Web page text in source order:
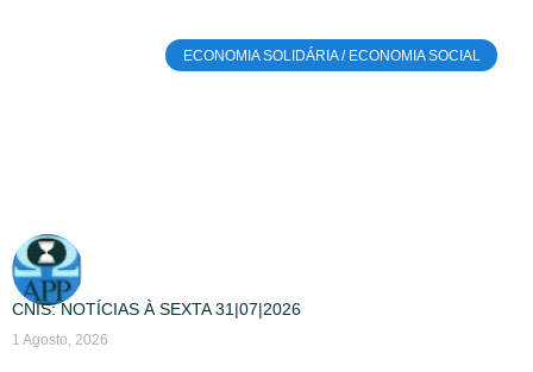
ECONOMIA SOLIDÁRIA / ECONOMIA SOCIAL
CNIS: NOTÍCIAS À SEXTA 31|07|2026
1 Agosto, 2026